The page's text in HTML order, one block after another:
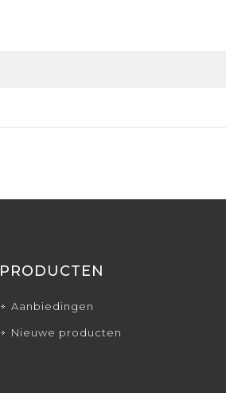
PRODUCTEN
Aanbiedingen
Nieuwe producten